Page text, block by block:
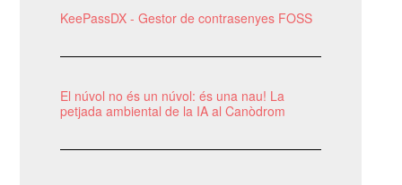
KeePassDX - Gestor de contrasenyes FOSS
El núvol no és un núvol: és una nau! La
petjada ambiental de la IA al Canòdrom